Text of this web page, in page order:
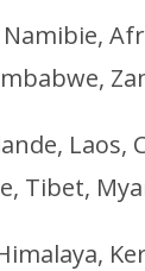
Namibie,
Laos,
Tibet,